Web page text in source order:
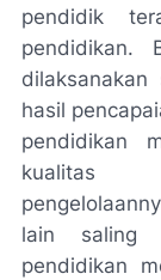
pendidik
pendidikan.
hasil
pendidikan
kualitas
lain saling
pendidikan